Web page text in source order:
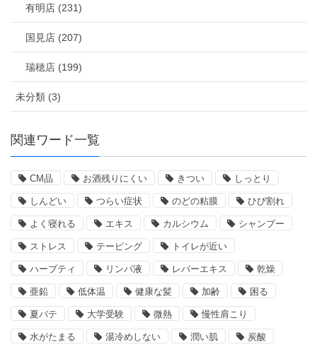
有明店 (231)
国見店 (207)
瑞穂店 (199)
未分類 (3)
関連ワード一覧
CM品 お酒残りにくい きつい しっとり
しんどい つらい症状 のどの粘膜 ひび割れ
よく寝れる エキス カルシウム シャンプー
ストレス テーピング トイレが近い
ハーブティ リンパ液 レバーエキス 乾燥
亜鉛 低体温 健康な髪 加齢 困る
夏バテ 大学受験 微熱 慢性肩こり
水がたまる 湯冷めしない 潤い肌 炭酸